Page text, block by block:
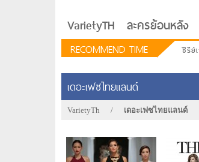
VarietyTH ละครย้อนหลัง
RECOMMEND TIME ซีรีย์
เดอะเฟซไทยแลนด์
VarietyTh / เดอะเฟซไทยแลนด์